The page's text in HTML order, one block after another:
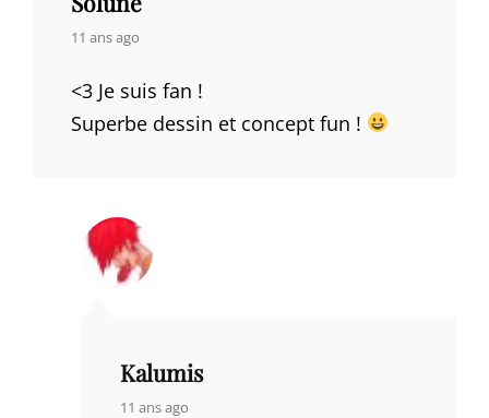
says:
11 ans ago
<3 Je suis fan !
Superbe dessin et concept fun !
Kalumis
says:
11 ans ago